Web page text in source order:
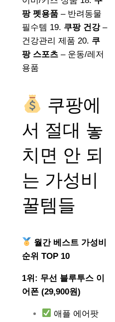
팡 펫용품 – 반려동물
필수템 19. 쿠팡 건강–
건강관리 제품 20. 쿠
팡 스포츠 – 운동/레저
용품
쿠팡에
서 절대 놓
치면 안 되
는 가성비
꿀템들
월간 베스트 가성비
순위 TOP 10
1위: 무선 블루투스 이
어폰 (29,900원)
애플 에어팟